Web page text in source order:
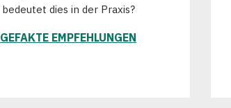
bedeutet dies in der Praxis?
GEFAKTE EMPFEHLUNGEN